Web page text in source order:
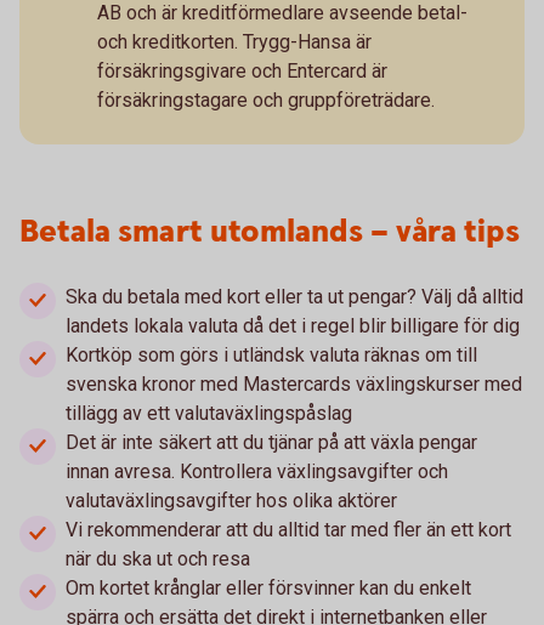
AB och är kreditförmedlare avseende betal-
och kreditkorten. Trygg-Hansa är
försäkringsgivare och Entercard är
försäkringstagare och gruppföreträdare.
Betala smart utomlands – våra tips
Ska du betala med kort eller ta ut pengar? Välj då alltid
landets lokala valuta då det i regel blir billigare för dig
Kortköp som görs i utländsk valuta räknas om till
svenska kronor med Mastercards växlingskurser med
tillägg av ett valutaväxlingspåslag
Det är inte säkert att du tjänar på att växla pengar
innan avresa. Kontrollera växlingsavgifter och
valutaväxlingsavgifter hos olika aktörer
Vi rekommenderar att du alltid tar med fler än ett kort
när du ska ut och resa
Om kortet krånglar eller försvinner kan du enkelt
spärra och ersätta det direkt i internetbanken eller